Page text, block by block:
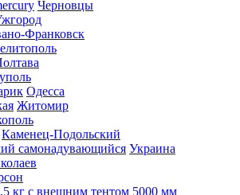
Черновцы
Франковск
Одесса
Житомир
Каменец-Подольский
самонадувающийся Украина
кг с внешним тентом 5000 мм